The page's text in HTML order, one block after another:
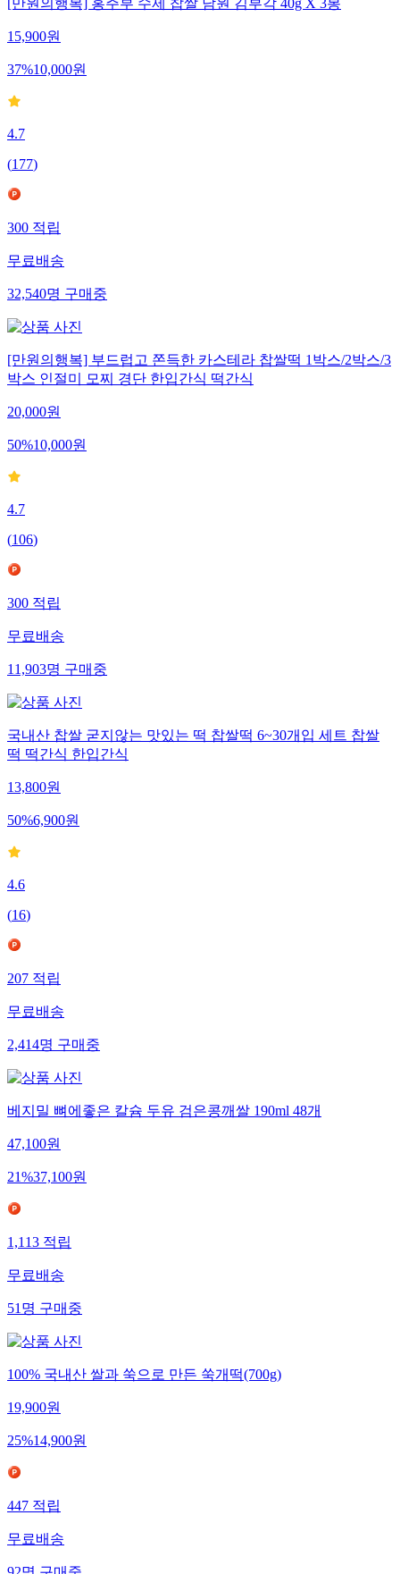
[만원의행복] 홍주부 수제 찹쌀 남원 김부각 40g X 3봉
15,900원
37%10,000원
4.7
(177)
300적립
무료배송
32,540명구매중
[만원의행복] 부드럽고 쫀득한 카스테라 찹쌀떡 1박스/2박스/3
박스 인절미 모찌 경단 한입간식 떡간식
20,000원
50%10,000원
4.7
(106)
300적립
무료배송
11,903명구매중
국내산 찹쌀 굳지않는 맛있는 떡 찹쌀떡 6~30개입 세트 찹쌀
떡 떡간식 한입간식
13,800원
50%6,900원
4.6
(16)
207적립
무료배송
2,414명구매중
베지밀 뼈에좋은 칼슘 두유 검은콩깨쌀 190ml 48개
47,100원
21%37,100원
1,113적립
무료배송
51명구매중
100% 국내산 쌀과 쑥으로 만든 쑥개떡(700g)
19,900원
25%14,900원
447적립
무료배송